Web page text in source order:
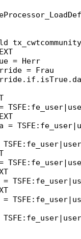
= Herr
= Frau
=